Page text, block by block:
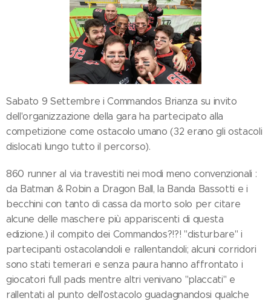
Sabato 9 Settembre i Commandos Brianza su invito
dell'organizzazione della gara ha partecipato alla
competizione come ostacolo umano (32 erano gli ostacoli
dislocati lungo tutto il percorso).
860 runner al via travestiti nei modi meno convenzionali :
da Batman & Robin a Dragon Ball, la Banda Bassotti e i
becchini con tanto di cassa da morto solo per citare
alcune delle maschere più appariscenti di questa
edizione.) il compito dei Commandos?!?! "disturbare" i
partecipanti ostacolandoli e rallentandoli; alcuni corridori
sono stati temerari e senza paura hanno affrontato i
giocatori full pads mentre altri venivano "placcati" e
rallentati al punto dell'ostacolo guadagnandosi qualche